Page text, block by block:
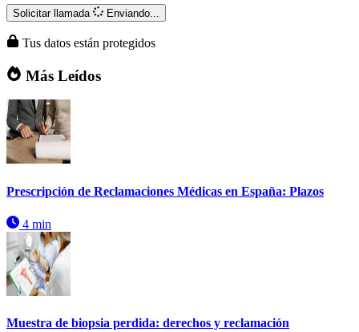
Solicitar llamada Enviando...
Tus datos están protegidos
Más Leídos
Prescripción de Reclamaciones Médicas en España: Plazos
4 min
Muestra de biopsia perdida: derechos y reclamación